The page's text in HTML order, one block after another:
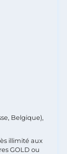
Belgique),
illimité aux
GOLD ou